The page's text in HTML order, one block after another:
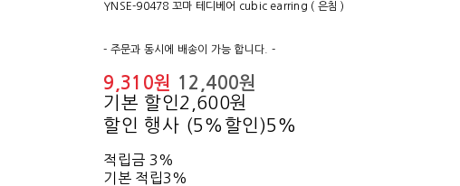
YNSE-90478 꼬마 테디베어 cubic earring ( 은침 )
- 주문과 동시에 배송이 가능 합니다. -
9,310원 12,400원
기본 할인2,600원
할인 행사 (5%할인)5%
적립금 3%
기본 적립3%